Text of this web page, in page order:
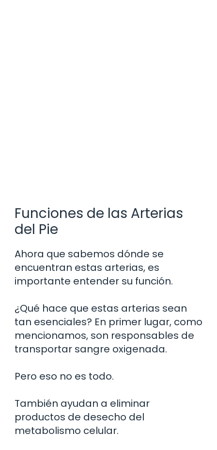
Funciones de las Arterias
del Pie
Ahora que sabemos dónde se
encuentran estas arterias, es
importante entender su función.
¿Qué hace que estas arterias sean
tan esenciales? En primer lugar, como
mencionamos, son responsables de
transportar sangre oxigenada.
Pero eso no es todo.
También ayudan a eliminar
productos de desecho del
metabolismo celular.